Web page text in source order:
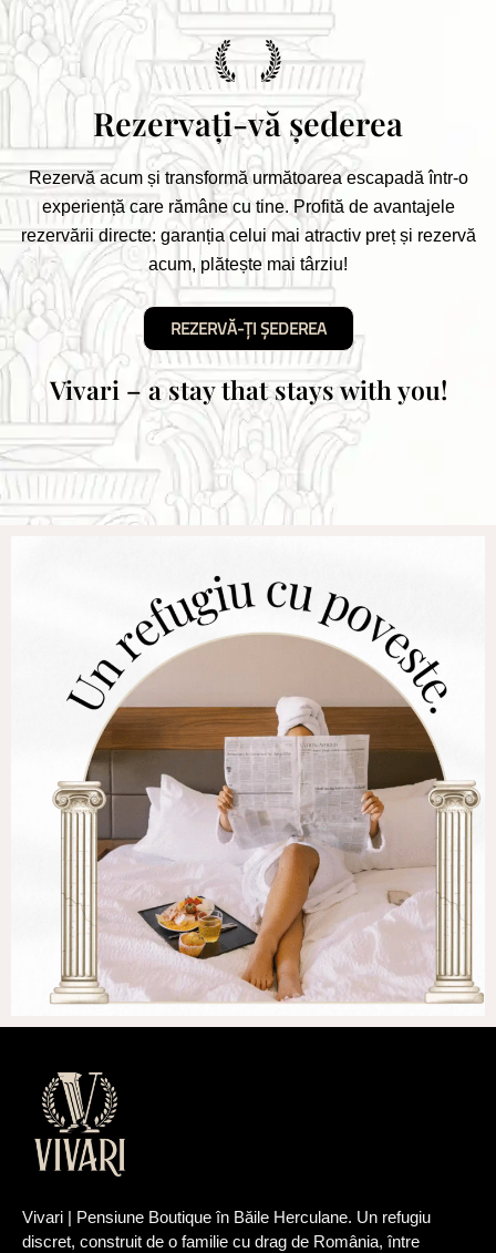
Rezervați-vă șederea
Rezervă acum și transformă următoarea escapadă într-o
experiență care rămâne cu tine. Profităde avantajele
rezervării directe: garanția celui mai atractiv preț și rezervă
acum, plătește mai târziu!
REZERVĂ-ȚI ȘEDEREA
Vivari – a stay that stays with you!
Vivari | Pensiune Boutique în Băile Herculane. Un refugiu
discret, construit de o familie cu drag de România, între